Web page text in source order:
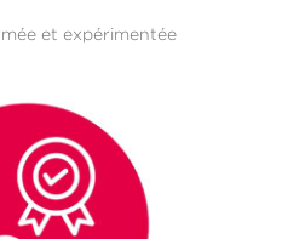
et expérimentée